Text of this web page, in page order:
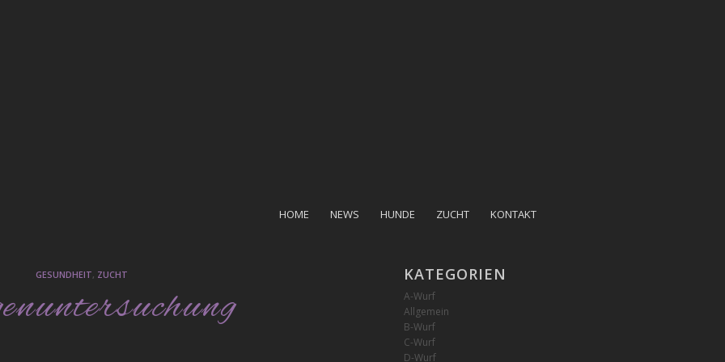
HOME NEWS HUNDE ZUCHT KONTAKT
GESUNDHEIT, ZUCHT KATEGORIEN
A-Wurf
Allgemein
B-Wurf
C-Wurf
D-Wurf